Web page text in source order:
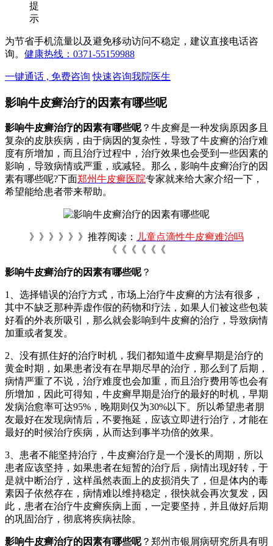
提
示
为节省手机流量以及避免移动访问不稳定，建议直接电话咨
询。 健康热线：0371-55159988
一键通话 , 免费咨询 快速咨询我院医生
影响牛皮癣治疗的因素有哪些呢
影响牛皮癣治疗的因素有哪些呢？牛皮癣是一种发病原因多且
复杂的皮肤疾病，由于病因的复杂性，导致了牛皮癣的治疗难
度有所增加，而且治疗过程中，治疗效果也会受到一些因素的
影响，导致病情或严重，或减轻。那么，影响牛皮癣治疗的因
素有哪些呢?下面郑州牛皮癣医院专家就来给大家介绍一下，
希望能给患者带来帮助。
》》》》》》推荐阅读：
儿童点滴性牛皮癣难治吗
《《《《《《
影响牛皮癣治疗的因素有哪些呢？
1、选择错误的治疗方式，市场上治疗牛皮癣的方法有很多，
其中不缺乏那种弄虚作假的药物和疗法，如果人们被这些包装
好看的外表所吸引，那么就会影响到牛皮癣的治疗，导致病情
加重或者复发。
2、没有抓住好的治疗时机，我们都知道牛皮癣早期是治疗的
黄金时期，如果患者没有在早期尽早的治疗，那么到了后期，
病情严重了不说，治疗难度也会加重，而且治疗费用等也会有
所增加，因此可得知，牛皮癣早期是治疗的最好的时机，早期
发病治愈率可达95%，晚期则仅为30%以下。所以希望患者朋
友最好在发现病情后，不要拖延，应该立即进行治疗，才能在
最好的时候治疗疾病，从而达到事半功倍的效果。
3、患者不能坚持治疗，牛皮癣治疗是一个漫长的周期，所以
患者应该坚持，如果患者在短暂的治疗后，病情出现好转，于
是就中断治疗，这样虽然表面上的皮损消失了，但是体内的毒
素因子依然存在，病情难以维持稳定，很快就会再次复发，因
此，患者在治疗牛皮癣疾病上面，一定要坚持，并且做好后期
的巩固治疗，彻底将疾病祛除。
影响牛皮癣治疗的因素有哪些呢？郑州市银屑病研究所具有明